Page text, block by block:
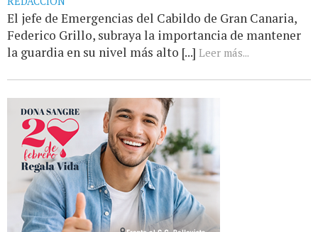
El jefe de Emergencias del Cabildo de Gran Canaria,
Federico Grillo, subraya la importancia de mantener
la guardia en su nivel más alto [...] Leer más...